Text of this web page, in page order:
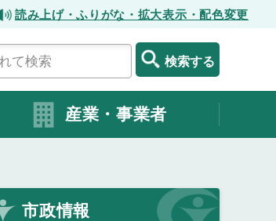
読み上げ・ふりがな・拡大表示・配色変更
検索する
産業・事業者
市政情報